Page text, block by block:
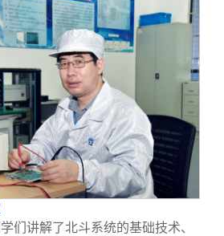
们讲解了北斗系统的基础技术、